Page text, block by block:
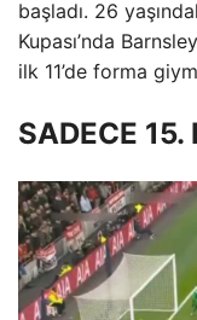
başladı. 26
Kupası’nda
ilk 11’de forma
SADECE 15.